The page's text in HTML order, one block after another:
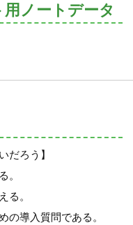
ノートデータ
だろう】
。
る。
の導入質問である。